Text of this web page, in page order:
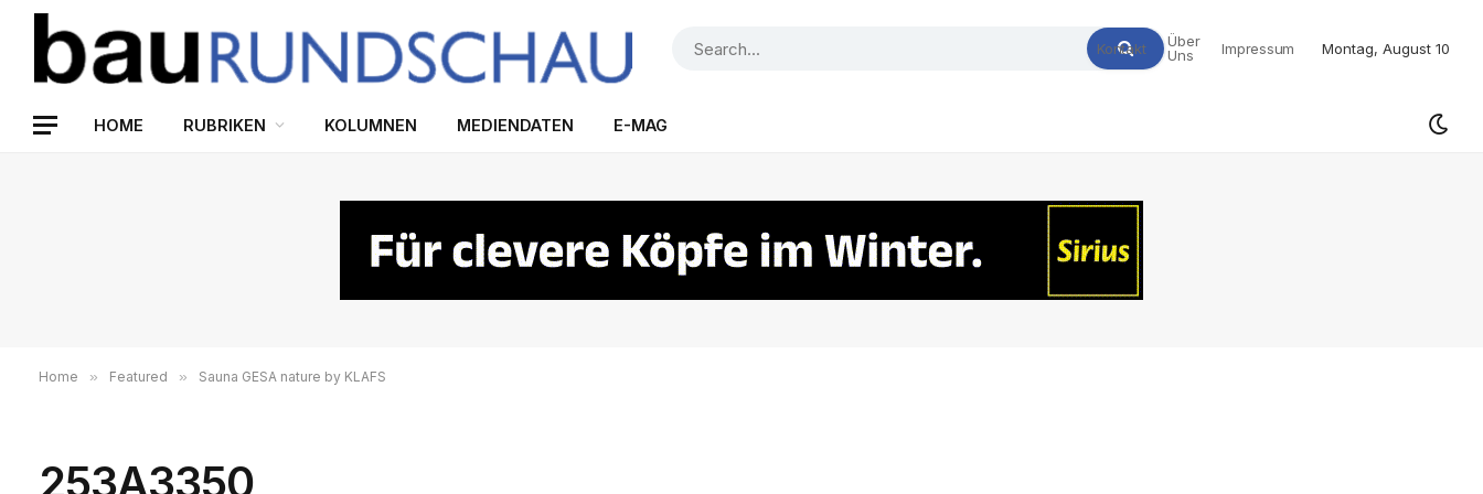
Kontakt
Über
Uns
Impressum Montag, August 10
HOME RUBRIKEN KOLUMNEN MEDIENDATEN E-MAG
Home » Featured » Sauna GESA nature by KLAFS
253A3350